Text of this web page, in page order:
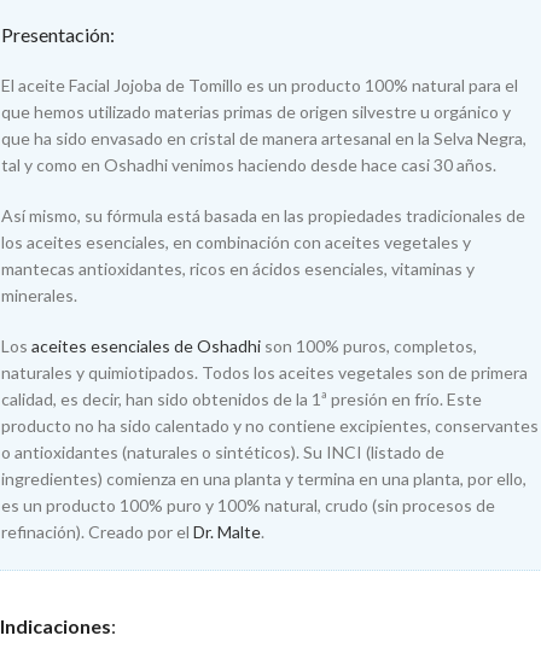
Presentación:
El aceite Facial Jojoba de Tomillo es un producto 100% natural para el
que hemos utilizado materias primas de origen silvestre u orgánico y
que ha sido envasado en cristal de manera artesanal en la Selva Negra,
tal y como en Oshadhi venimos haciendo desde hace casi 30 años.
Así mismo, su fórmula está basada en las propiedades tradicionales de
los aceites esenciales, en combinación con aceites vegetales y
mantecas antioxidantes, ricos en ácidos esenciales, vitaminas y
minerales.
Los aceites esenciales de Oshadhi son 100% puros, completos,
naturales y quimiotipados. Todos los aceites vegetales son de primera
calidad, es decir, han sido obtenidos de la 1ª presión en frío. Este
producto no ha sido calentado y no contiene excipientes, conservantes
o antioxidantes (naturales o sintéticos). Su INCI (listado de
ingredientes) comienza en una planta y termina en una planta, por ello,
es un producto 100% puro y 100% natural, crudo (sin procesos de
refinación). Creado por el Dr. Malte.
Indicaciones: